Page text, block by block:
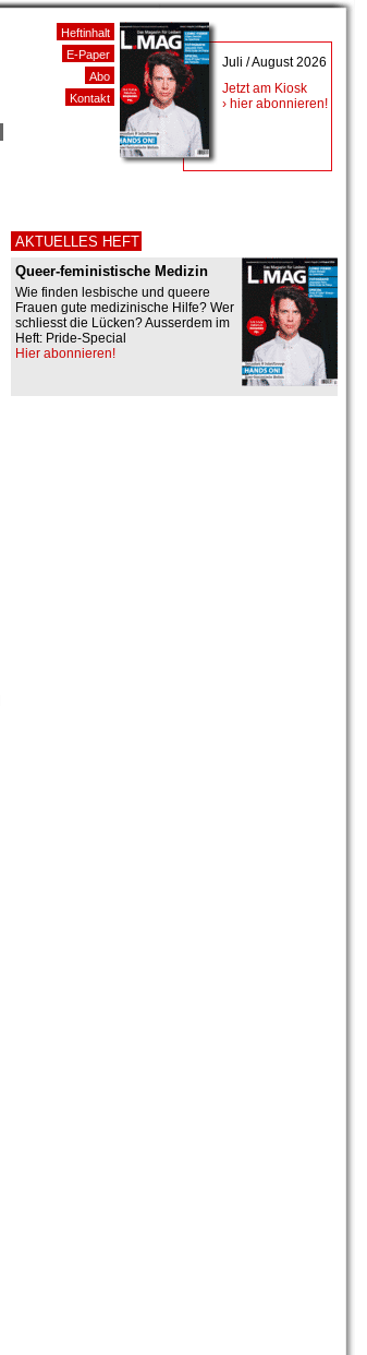
AKTUELLES HEFT
Queer-feministische Medizin
Wie finden lesbische und queere
Frauen gute medizinische Hilfe? Wer
schliesst die Lücken? Ausserdem im
Heft: Pride-Special
Hier abonnieren!
Heftinhalt
E-Paper
Abo
Kontakt
Juli / August 2026
Jetzt am Kiosk
› hier abonnieren!